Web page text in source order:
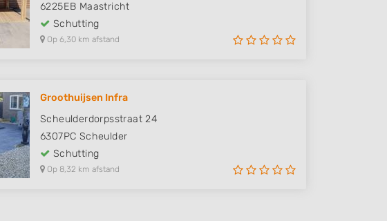
6225EB Maastricht
Schutting
Op 6,30 km afstand
Groothuijsen Infra
Scheulderdorpsstraat 24
6307PC Scheulder
Schutting
Op 8,32 km afstand